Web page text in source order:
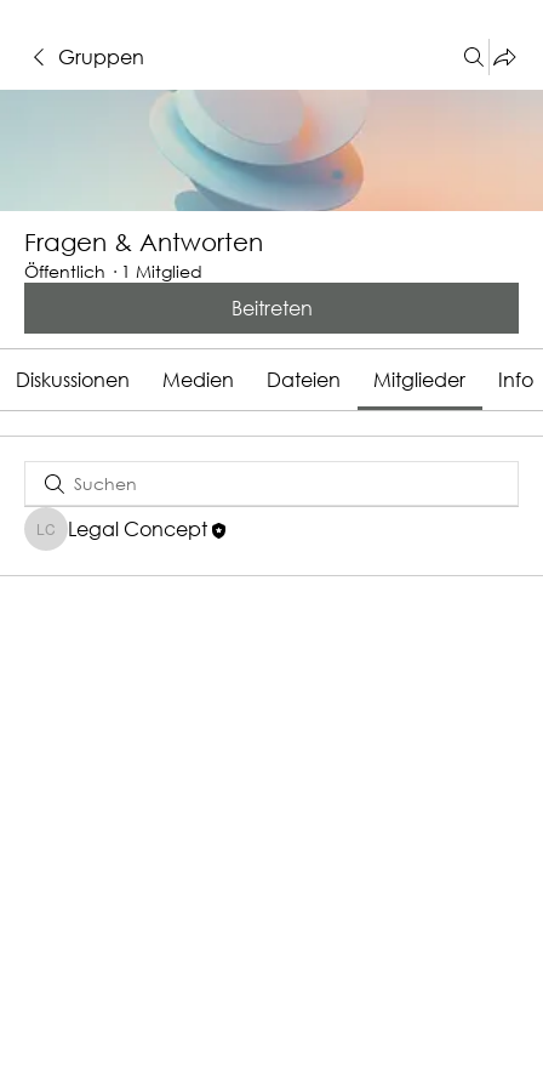
Gruppen
Fragen & Antworten
Öffentlich · 1 Mitglied
Beitreten
Diskussionen Medien Dateien Mitglieder Info
Legal Concept
Legal Concept